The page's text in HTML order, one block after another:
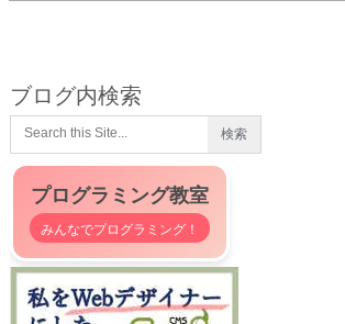
ブログ内検索
プログラミング教室
みんなでプログラミング！